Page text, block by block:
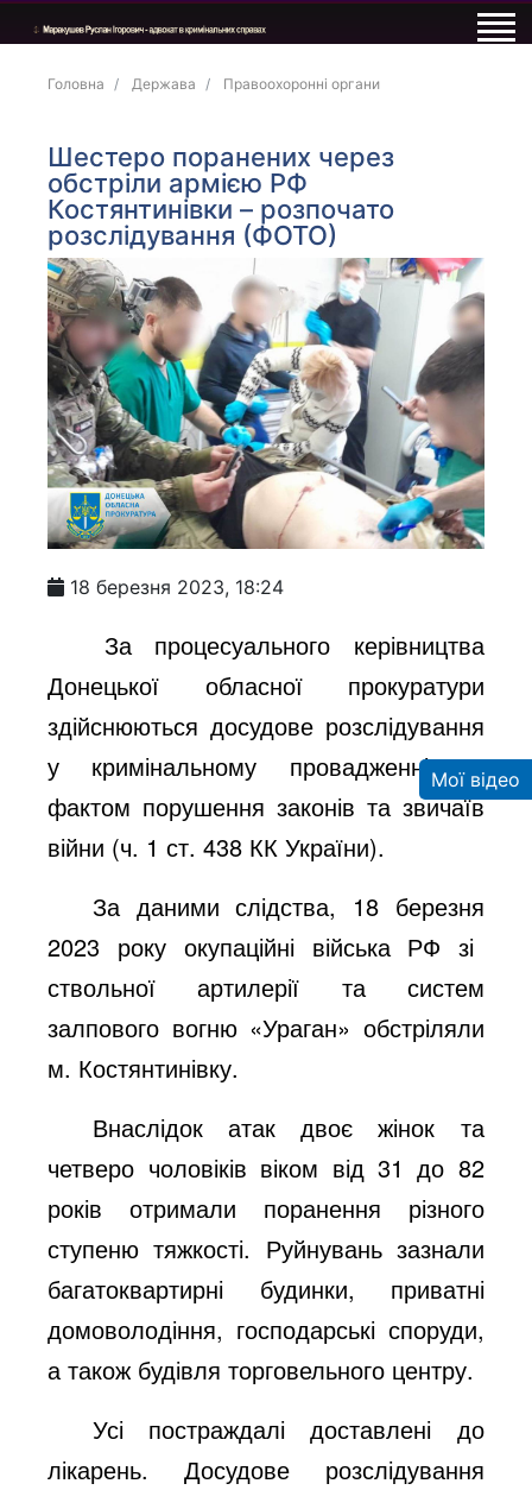
Головна Держава Правоохоронні органи
Шестеро поранених через
обстріли армією РФ
Костянтинівки – розпочато
розслідування (ФОТО)
18 березня 2023, 18:24
За процесуального керівництва
Донецької обласної прокуратури
здійснюються досудове розслідування
у кримінальному провадженні за
фактом порушення законів та звичаїв
війни (ч. 1 ст. 438 КК України).
За даними слідства, 18 березня
2023 року окупаційні війська РФ зі
ствольної артилерії та систем
залпового вогню «Ураган» обстріляли
м. Костянтинівку.
Внаслідок атак двоє жінок та
четверо чоловіків віком від 31 до 82
років отримали поранення різного
ступеню тяжкості. Руйнувань зазнали
багатоквартирні будинки, приватні
домоволодіння, господарські споруди,
а також будівля торговельного центру.
Усі постраждалі доставлені до
лікарень. Досудове розслідування
Мої відео